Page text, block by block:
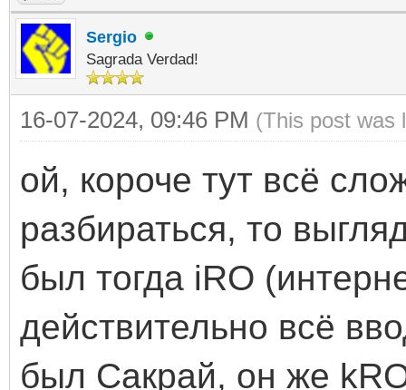
Sergio
Sagrada Verdad!
16-07-2024, 09:46 PM (This post was
ой, короче тут всё
разбираться, то
был тогда iRO
действительно всё
был Сакрай, он же